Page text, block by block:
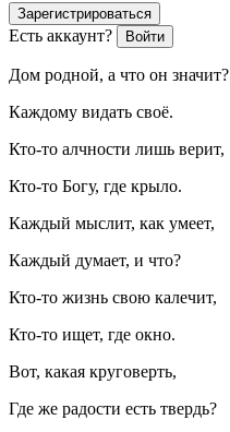
Зарегистрироваться
Есть аккаунт? Войти
Дом родной, а что он значит?
Каждому видать своё.
Кто-то алчности лишь верит,
Кто-то Богу, где крыло.
Каждый мыслит, как умеет,
Каждый думает, и что?
Кто-то жизнь свою калечит,
Кто-то ищет, где окно.
Вот, какая круговерть,
Где же радости есть твердь?